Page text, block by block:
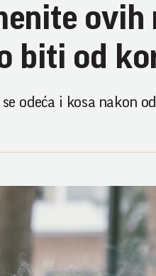
biti od
odeća i kosa nakon